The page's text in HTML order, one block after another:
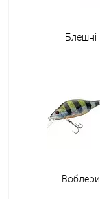
Блешні
Воблери